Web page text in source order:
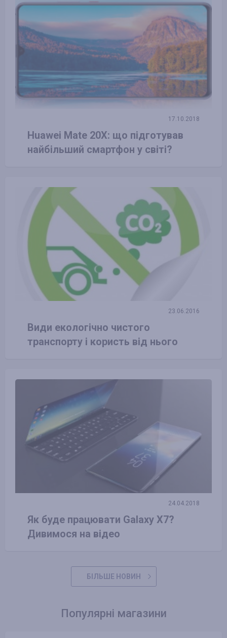
17.10.2018
Huawei Mate 20X: що підготував
найбільший смартфон у світі?
23.06.2016
Види екологічно чистого
транспорту і користь від нього
24.04.2018
Як буде працювати Galaxy X7?
Дивимося на відео
БІЛЬШЕ НОВИН
Популярні магазини